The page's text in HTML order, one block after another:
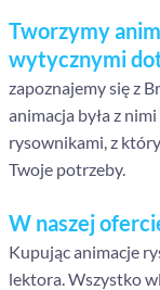
Tworzymy
wytycznymi
zapoznajemy się z
animacja była z
rysownikami, z
Twoje potrzeby.
W naszej
Kupując animacje
lektora. Wszystko